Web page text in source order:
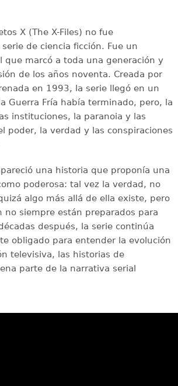
X (The X-Files) no fue
de ciencia ficción. Fue un
que marcó a toda una generación y
de los años noventa. Creada por
en 1993, la serie llegó en un
Guerra Fría había terminado, pero, la
instituciones, la paranoia y las
poder, la verdad y las conspiraciones
una historia que proponía una
poderosa: tal vez la verdad, no
algo más allá de ella existe, pero
no siempre están preparados para
después, la serie continúa
obligado para entender la evolución
televisiva, las historias de
parte de la narrativa serial